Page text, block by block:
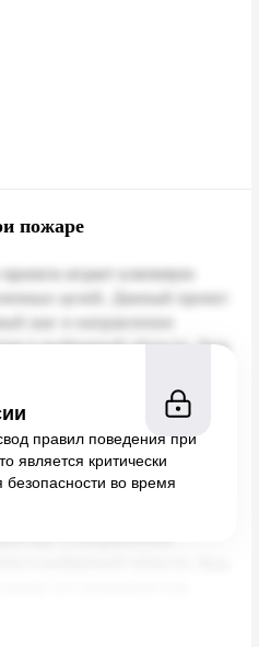
пожаре
правил поведения при
является критически
во время